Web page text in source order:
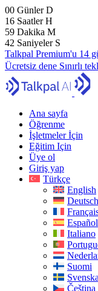
00 GünlerD
16 SaatlerH
59 Dakika M
40 Saniyeler S
Talkpal Premium'u 14
Ücretsiz dene Sınırlı
Ana sayfa
Öğrenme
İşletmeler İçin
Eğitim Için
Üye ol
Giriş yap
Türkçe
English
Deutsch
Español
Italiano
Suomi
Svenska
Čeština